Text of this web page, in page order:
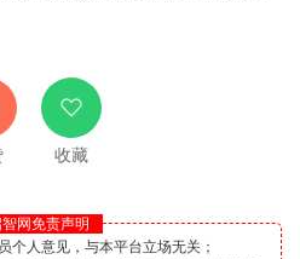
收藏
智网免责声明
个人意见，与本平台立场无关；